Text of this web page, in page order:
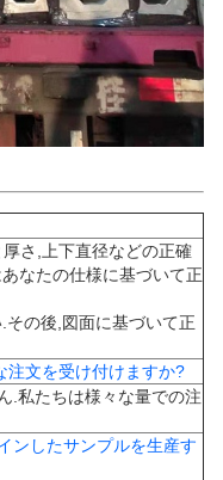
さ,上下直径などの正確
なたの仕様に基づいて正
の後,図面に基づいて正
注文を受け付けますか?
.私たちは様々な量での注
ンしたサンプルを生産す